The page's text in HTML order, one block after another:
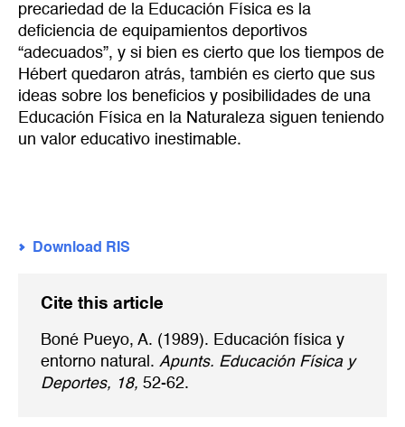
precariedad de la Educación Física es la
deficiencia de equipamientos deportivos
“adecuados”, y si bien es cierto que los tiempos de
Hébert quedaron atrás, también es cierto que sus
ideas sobre los beneficios y posibilidades de una
Educación Física en la Naturaleza siguen teniendo
un valor educativo inestimable.
Download RIS
Cite this article
Boné Pueyo, A. (1989). Educación física y
entorno natural. Apunts. Educación Física y
Deportes, 18, 52-62.